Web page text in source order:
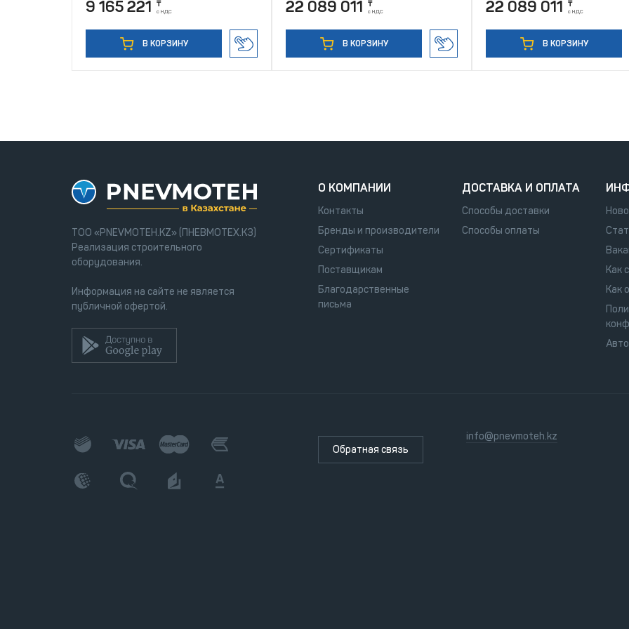
9 165 221 ₸
с НДС
В КОРЗИНУ
22 089 011 ₸
с НДС
В КОРЗИНУ
22 089 011 ₸
с НДС
В КОРЗИНУ
ТОО «PNEVMOTEH.KZ» (ПНЕВМОТЕХ.КЗ)
Реализация строительного
оборудования.
Информация на сайте не является
публичной офертой.
О КОМПАНИИ
Контакты
Бренды и производители
Сертификаты
Поставщикам
Благодарственные
письма
ДОСТАВКА И ОПЛАТА
Способы доставки
Способы оплаты
Как
Как
Обратная связь
info@pnevmoteh.kz